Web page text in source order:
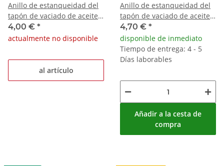
Anillo de estanqueidad del
tapón de vaciado de aceite
14x22x2 mm
4,00 € *
actualmente no disponible
al artículo
Anillo de estanqueidad del
tapón de vaciado de aceite
16x21x2,3 mm
4,70 € *
disponible de inmediato
Tiempo de entrega: 4 - 5
Días laborables
Añadir a la cesta de
compra